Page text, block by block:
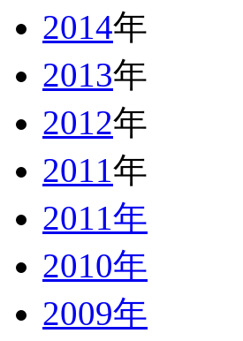
2014年
2013年
2012年
2011年
2011年
2010年
2009年